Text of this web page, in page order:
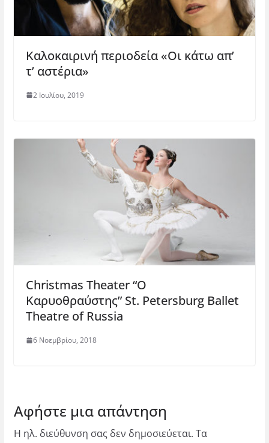
Καλοκαιρινή περιοδεία «Οι κάτω απ’
τ’ αστέρια»
2 Ιουλίου, 2019
Christmas Theater “Ο
Καρυοθραύστης” St. Petersburg Ballet
Theatre of Russia
6 Νοεμβρίου, 2018
Αφήστε μια απάντηση
Η ηλ. διεύθυνση σας δεν δημοσιεύεται. Τα